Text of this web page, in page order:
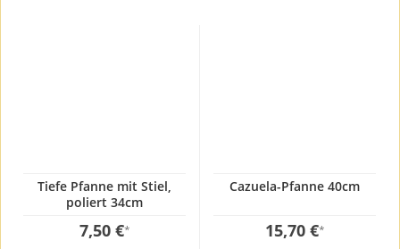
Tiefe Pfanne mit Stiel,
poliert 34cm
7,50 €*
Cazuela-Pfanne 40cm
15,70 €*